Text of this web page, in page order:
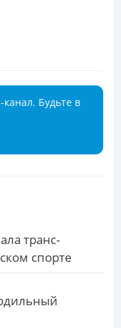
Будьте в
транс-
спорте